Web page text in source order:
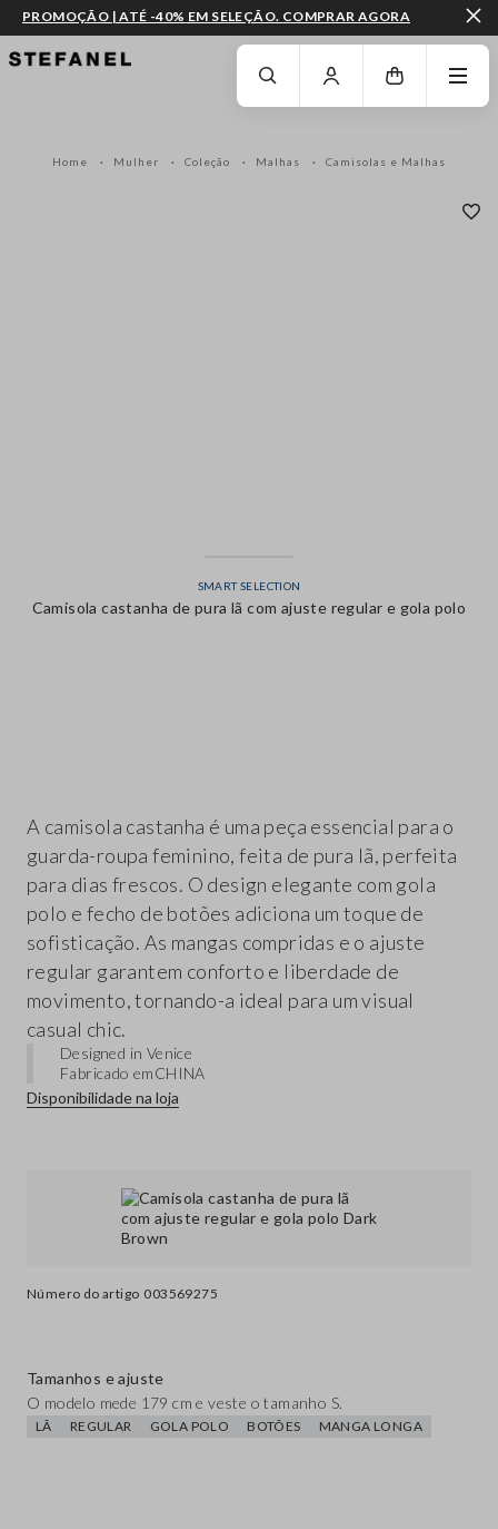
IR PARA O CONTEÚDO PRINCIPAL DESÇA ATÉ AO FIM DA PÁGINA
PROMOÇÃO | ATÉ -40% EM SELEÇÃO. COMPRAR AGORA
Home Mulher Coleção Malhas Camisolas e Malhas
SMART SELECTION
Camisola castanha de pura lã com ajuste regular e gola polo
Número do artigo 003569275
A camisola castanha é uma peça essencial para o
guarda-roupa feminino, feita de pura lã, perfeita
para dias frescos. O design elegante com gola
polo e fecho de botões adiciona um toque de
sofisticação. As mangas compridas e o ajuste
regular garantem conforto e liberdade de
movimento, tornando-a ideal para um visual
casual chic.
Designed in Venice
Fabricado emCHINA
Disponibilidade na loja
Tamanhos e ajuste
O modelo mede 179 cm e veste o tamanho S.
LÃ REGULAR GOLA POLO BOTÕES MANGA LONGA